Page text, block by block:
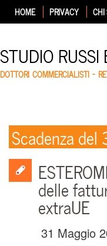
HOME PRIVACY CHI
STUDIO
DOTTORI COMMERCIALISTI –
Scadenza
delle
extraUE
31 Maggio